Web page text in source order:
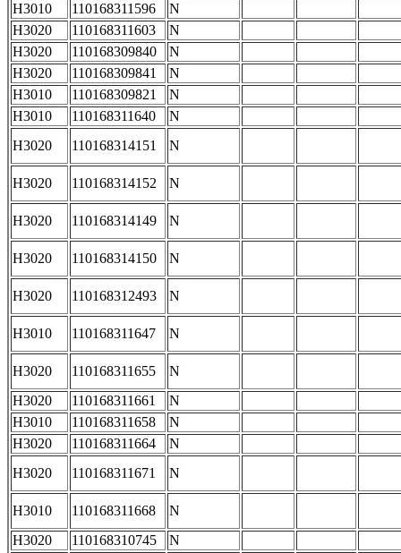
H3010
110168311596
N
H3020
110168311603
N
H3020
110168309840
N
H3020
110168309841
N
H3010
110168309821
N
H3010
110168311640
N
H3020
110168314151 N
H3020 110168314152 N
H3020 110168314149 N
H3020 110168314150 N
H3020 110168312493 N
H3010 110168311647 N
H3020 110168311655
N
H3020
110168311661
N
H3010
110168311658
N
H3020
110168311664
N
H3020
110168311671 N
H3010 110168311668
N
H3020
110168310745
N